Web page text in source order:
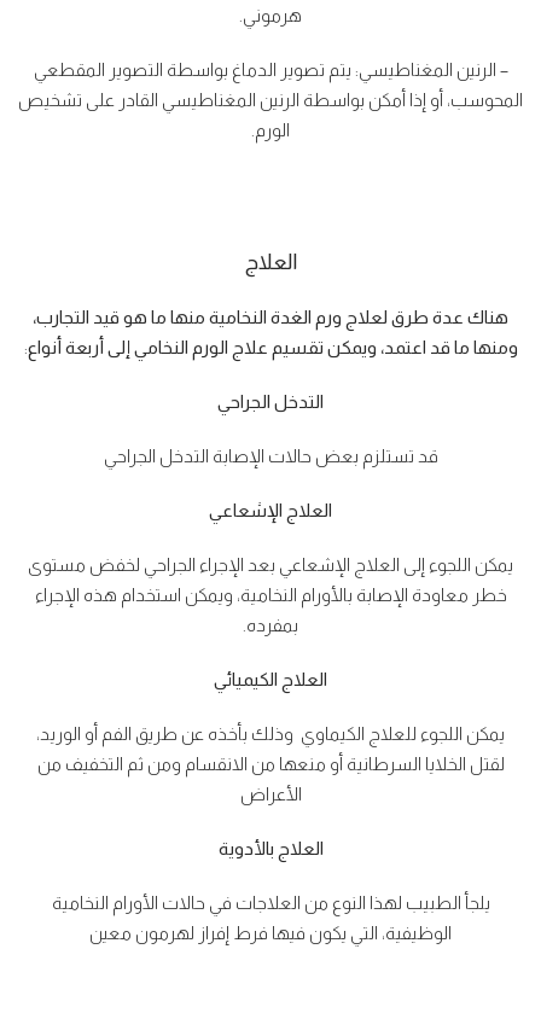
هرموني.
– الرنين المغناطيسي: يتم تصوير الدماغ بواسطة التصوير المقطعي
المحوسب، أو إذا أمكن بواسطة الرنين المغناطيسي القادر على تشخيص
الورم.
العلاج
هناك عدة طرق لعلاج ورم الغدة النخامية منها ما هو قيد التجارب،
ومنها ما قد اعتمد، ويمكن تقسيم علاج الورم النخامي إلى أربعة أنواع:
التدخل الجراحي
قد تستلزم بعض حالات الإصابة التدخل الجراحي
العلاج الإشعاعي
يمكن اللجوء إلى العلاج الإشعاعي بعد الإجراء الجراحي لخفض مستوى
خطر معاودة الإصابة بالأورام النخامية، ويمكن استخدام هذه الإجراء
بمفرده.
العلاج الكيميائي
يمكن اللجوء للعلاج الكيماوي وذلك بأخذه عن طريق الفم أو الوريد،
لقتل الخلايا السرطانية أو منعها من الانقسام ومن ثم التخفيف من
الأعراض
العلاج بالأدوية
يلجأ الطبيب لهذا النوع من العلاجات في حالات الأورام النخامية
الوظيفية، التي يكون فيها فرط إفراز لهرمون معين